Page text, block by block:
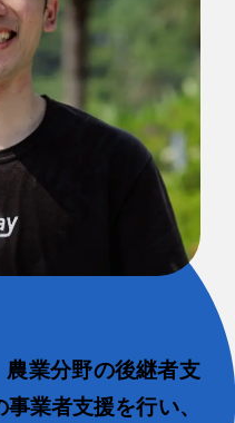
業分野の後継者支
業者支援を行い、